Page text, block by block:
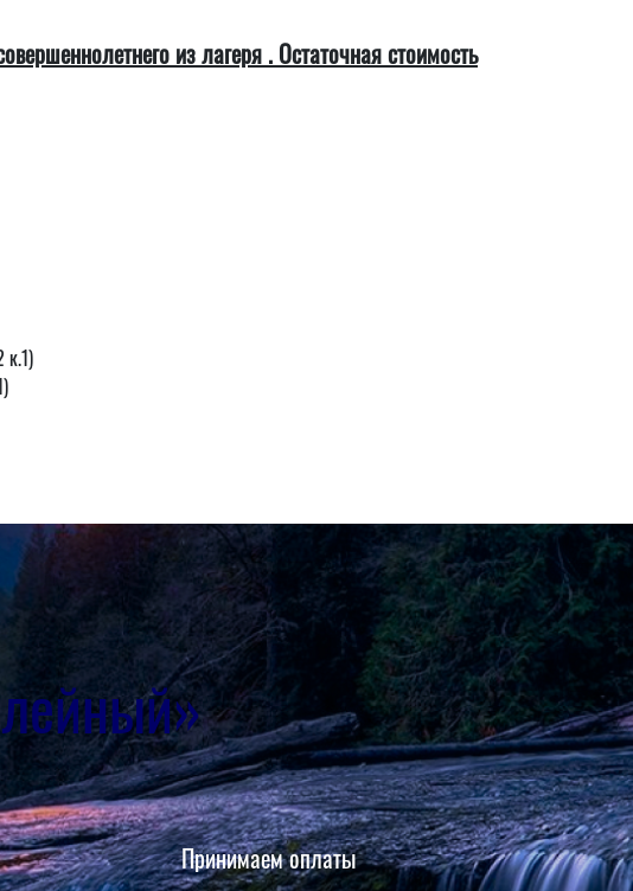
из лагеря . Остаточная стоимость
к.1)
Принимаем оплаты